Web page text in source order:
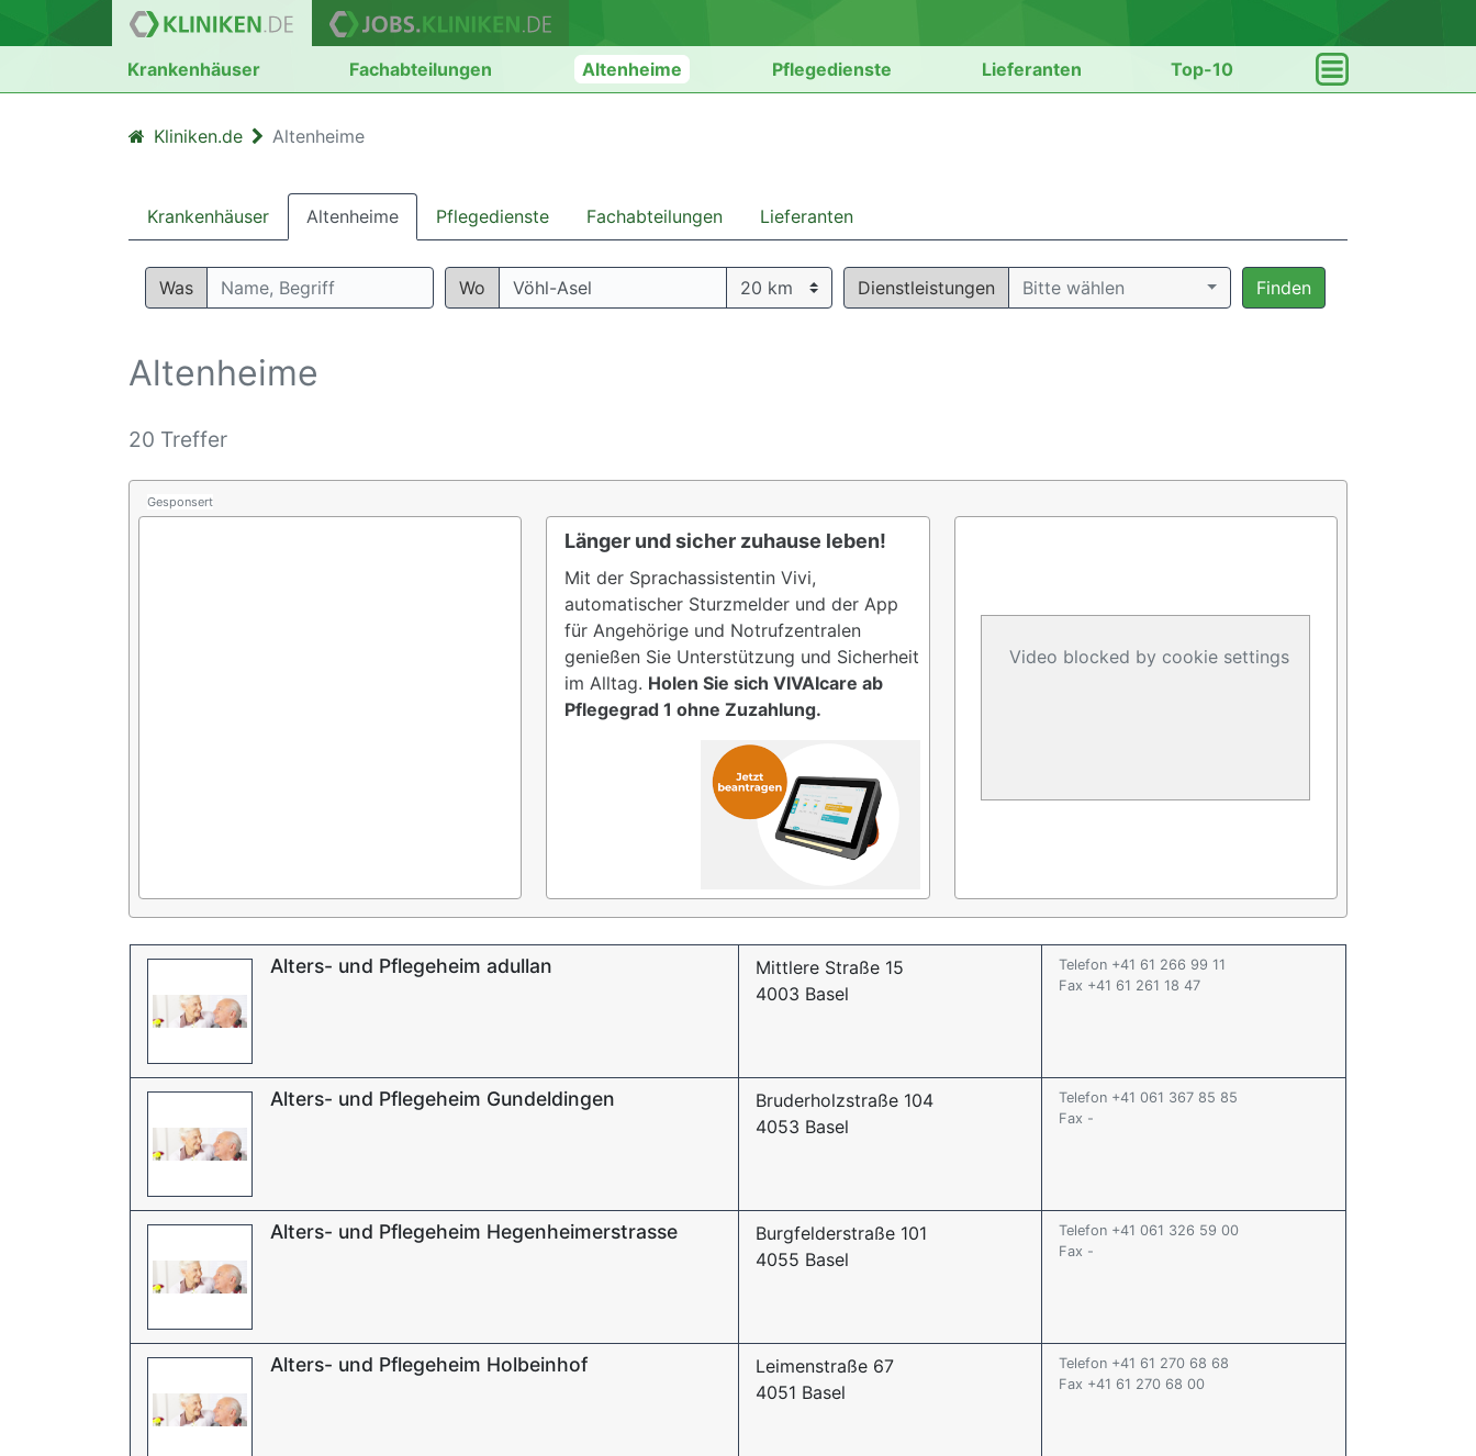
Krankenhäuser Fachabteilungen Altenheime Pflegedienste Lieferanten Top-10
Kliniken.de Altenheime
Krankenhäuser Altenheime Pflegedienste Fachabteilungen Lieferanten
Was Wo Dienstleistungen Bitte wählen Finden
Altenheime
20 Treffer
Gesponsert
Länger und sicher zuhause leben!
Mit der Sprachassistentin Vivi,
automatischer Sturzmelder und der App
für Angehörige und Notrufzentralen
genießen Sie Unterstützung und Sicherheit
im Alltag. Holen Sie sich VIVAIcare ab
Pflegegrad 1 ohne Zuzahlung.
Video blocked by cookie settings
Alters- und Pflegeheim adullan
Mittlere Straße 15
4003 Basel
Telefon +41 61 266 99 11
Fax +41 61 261 18 47
Alters- und Pflegeheim Gundeldingen
Bruderholzstraße 104
4053 Basel
Telefon +41 061 367 85 85
Fax -
Alters- und Pflegeheim Hegenheimerstrasse
Burgfelderstraße 101
4055 Basel
Telefon +41 061 326 59 00
Fax -
Alters- und Pflegeheim Holbeinhof
Leimenstraße 67
4051 Basel
Telefon +41 61 270 68 68
Fax +41 61 270 68 00